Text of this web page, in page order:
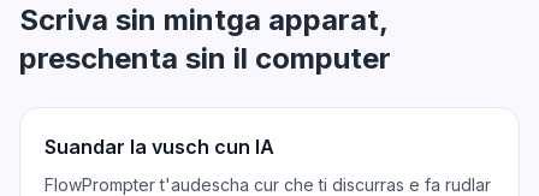
Scriva sin mintga apparat,
preschenta sin il computer
Suandar la vusch cun IA
FlowPrompter t'audescha cur che ti discurras e fa rudlar